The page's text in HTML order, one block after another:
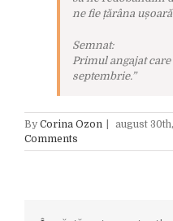
ne fie țărâna
Semnat:
Primul angajat care
septembrie.”
By Corina Ozon august
Comments